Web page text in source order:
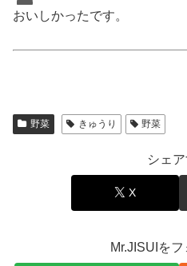
おいしかったです。
野菜 きゅうり 野菜
シェ
X
Mr.JISUIを